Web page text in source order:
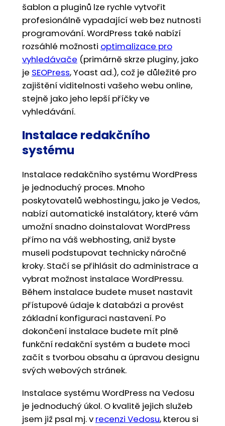
šablon a pluginů lze rychle vytvořit
profesionálně vypadající web bez nutnosti
programování. WordPress také nabízí
rozsáhlé možnosti optimalizace pro
vyhledávače (primárně skrze pluginy, jako
je SEOPress, Yoast ad.), což je důležité pro
zajištění viditelnosti vašeho webu online,
stejně jako jeho lepší příčky ve
vyhledávání.
Instalace redakčního
systému
Instalace redakčního systému WordPress
je jednoduchý proces. Mnoho
poskytovatelů webhostingu, jako je Vedos,
nabízí automatické instalátory, které vám
umožní snadno doinstalovat WordPress
přímo na váš webhosting, aniž byste
museli podstupovat technicky náročné
kroky. Stačí se přihlásit do administrace a
vybrat možnost instalace WordPressu.
Během instalace budete muset nastavit
přístupové údaje k databázi a provést
základní konfiguraci nastavení. Po
dokončení instalace budete mít plně
funkční redakční systém a budete moci
začít s tvorbou obsahu a úpravou designu
svých webových stránek.
Instalace systému WordPress na Vedosu
je jednoduchý úkol. O kvalitě jejich služeb
jsem již psal mj. v recenzi Vedosu, kterou si